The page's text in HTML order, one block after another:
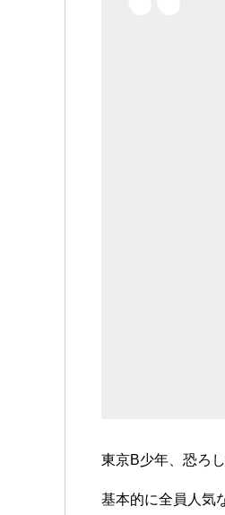
東京B少年、恐ろ
基本的に全員人気